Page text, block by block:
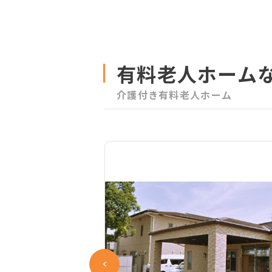
有料老人ホーム
介護付き有料老人ホーム